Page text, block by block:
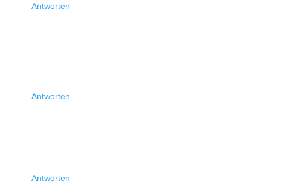
Antworten
Antworten
Antworten